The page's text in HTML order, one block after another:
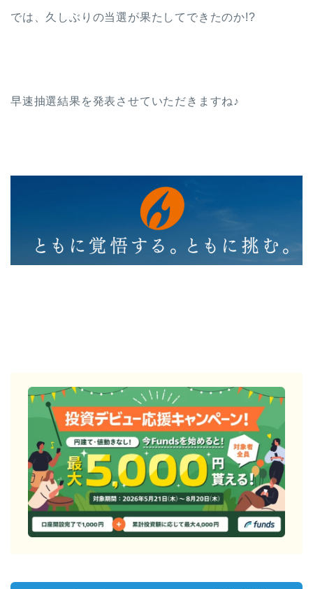
では、久しぶりの当選が果たしてできたのか!?
早速抽選結果を発表させていただきますね♪